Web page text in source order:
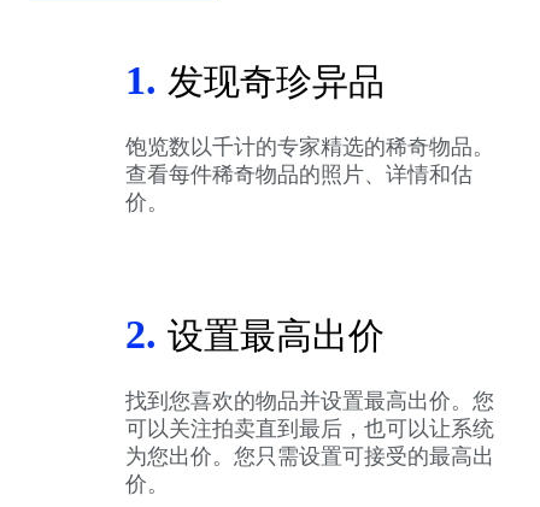
1. 发现奇珍异品
饱览数以千计的专家精选的稀奇物品。
查看每件稀奇物品的照片、详情和估
价。
2. 设置最高出价
找到您喜欢的物品并设置最高出价。您
可以关注拍卖直到最后，也可以让系统
为您出价。您只需设置可接受的最高出
价。